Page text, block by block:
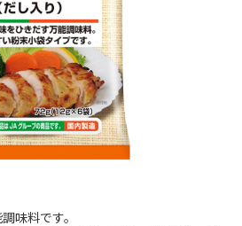
味料です。